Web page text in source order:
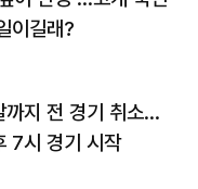
이길래?
까지 전 경기 취소…
7시 경기 시작